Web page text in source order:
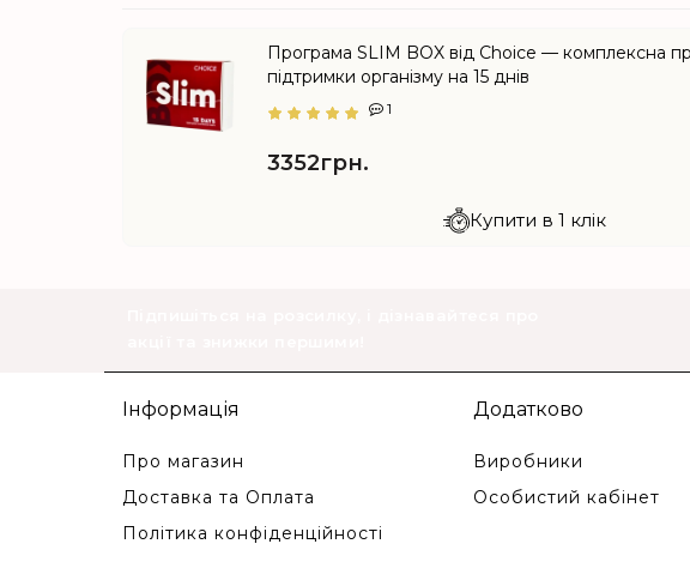
Програма SLIM BOX від Choice — комплексна
підтримки організму на 15 днів
1
3352грн.
Купити в 1 клік
Інформація
Про магазин
Доставка та Оплата
Політика конфіденційності
Додатково
Виробники
Особистий кабінет